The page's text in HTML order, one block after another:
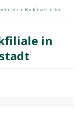
in Bankfiliale in der
in